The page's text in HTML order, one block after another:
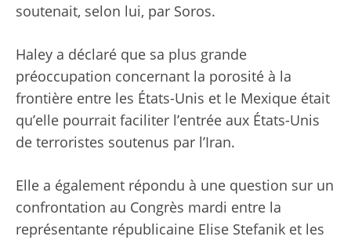
soutenait, selon lui, par Soros.
Haley a déclaré que sa plus grande
préoccupation concernant la porosité à la
frontière entre les États-Unis et le Mexique était
qu’elle pourrait faciliter l’entrée aux États-Unis
de terroristes soutenus par l’Iran.
Elle a également répondu à une question sur un
confrontation au Congrès mardi entre la
représentante républicaine Elise Stefanik et les